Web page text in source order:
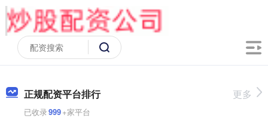
正规配资平台排行
已收录999+家平台
更多